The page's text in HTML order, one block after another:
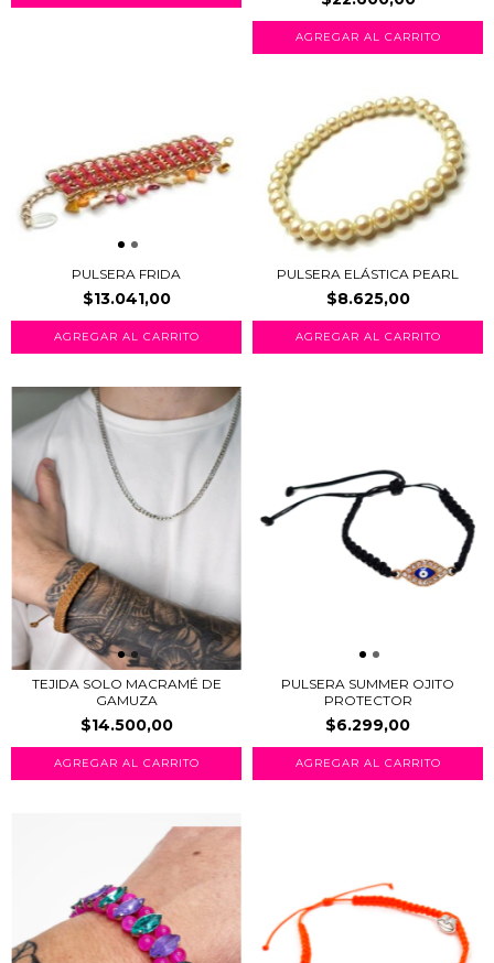
AGREGAR AL CARRITO
PULSERA FRIDA
$13.041,00
AGREGAR AL CARRITO
PULSERA ELÁSTICA PEARL
$8.625,00
TEJIDA SOLO MACRAMÉ DE
GAMUZA
$14.500,00
AGREGAR AL CARRITO
PULSERA SUMMER OJITO
PROTECTOR
$6.299,00
AGREGAR AL CARRITO